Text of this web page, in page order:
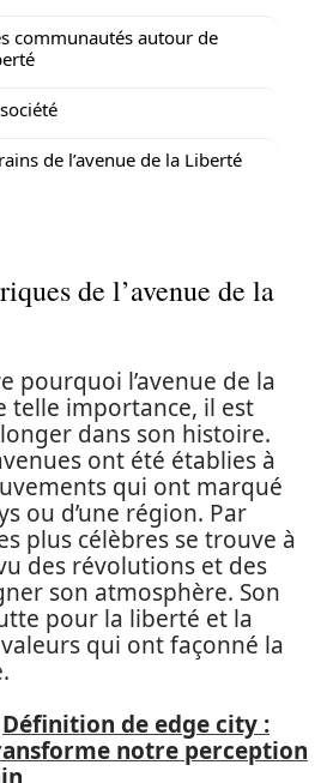
communautés autour de
de l’avenue de la Liberté
de l’avenue de la
pourquoi l’avenue de la
telle importance, il est
dans son histoire.
ont été établies à
qui ont marqué
ou d’une région. Par
plus célèbres se trouve à
des révolutions et des
son atmosphère. Son
pour la liberté et la
qui ont façonné la
Définition de edge city :
notre perception